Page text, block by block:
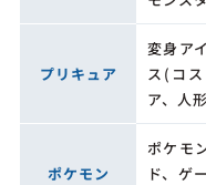
プリキュア
変身ア
ス(コ
ア、人
ポケモン
ポケモ
ド、ゲ